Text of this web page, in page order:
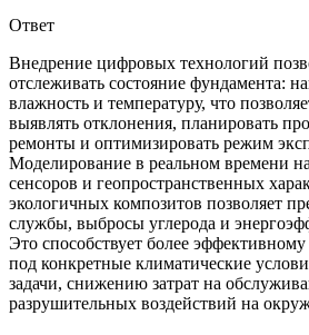
Ответ
Внедрение цифровых технологий
отслеживать состояние фундамента:
влажность и температуру, что
выявлять отклонения, планировать
ремонты и оптимизировать режим
Моделирование в реальном времени
сенсоров и геопространственных
экологичных композитов позволяет
службы, выбросы углерода и
Это способствует более
под конкретные климатические
задачи, снижению затрат на
разрушительных воздействий на